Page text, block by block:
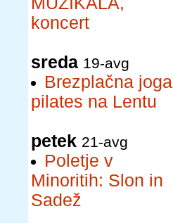
koncert
sreda 19-avg
Brezplačna joga
pilates na Lentu
petek 21-avg
Poletje v
Minoritih: Slon in
Sadež